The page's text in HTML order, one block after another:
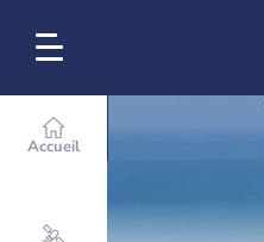
Accueil